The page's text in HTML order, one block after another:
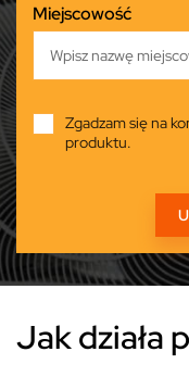
Miejscowość
Zgadzam się na
produktu.
Jak działa